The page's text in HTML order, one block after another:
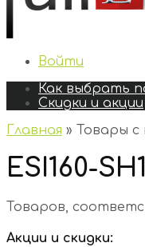
Войти
Как выбрать
Скидки и акции
Главная » Товары с
ESI160-
Товаров,
Акции и скидки: